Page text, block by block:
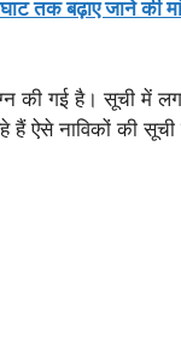
तक बढ़ाए जाने की
की गई है। सूची में
हैं ऐसे नाविकों की सूची